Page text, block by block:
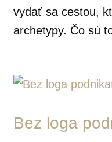
vydať sa cestou,
archetypy. Čo sú
Bez loga